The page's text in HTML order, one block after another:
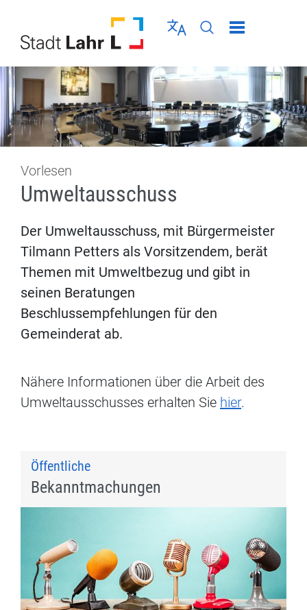
Sprache wählen
Seiten-Suche
Menü schließen
Vorlesen
Umweltausschuss
Der Umweltausschuss, mit Bürgermeister
Tilmann Petters als Vorsitzendem, berät
Themen mit Umweltbezug und gibt in
seinen Beratungen
Beschlussempfehlungen für den
Gemeinderat ab.
Nähere Informationen über die Arbeit des
Umweltausschusses erhalten Sie hier.
Öffentliche
Bekanntmachungen